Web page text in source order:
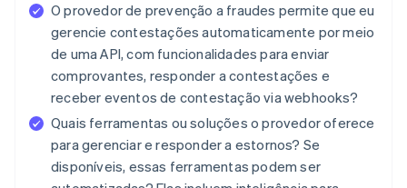
O provedor de prevenção a fraudes permite que eu
gerencie contestações automaticamente por meio
de uma API, com funcionalidades para enviar
comprovantes, responder a contestações e
receber eventos de contestação via webhooks?
Quais ferramentas ou soluções o provedor oferece
para gerenciar e responder a estornos? Se
disponíveis, essas ferramentas podem ser